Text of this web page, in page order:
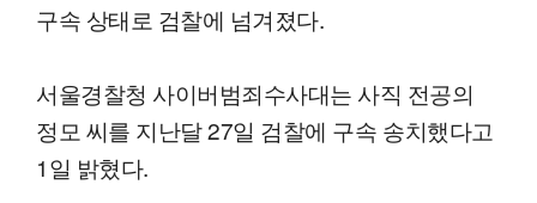
구속 상태로 검찰에 넘겨졌다.
서울경찰청 사이버범죄수사대는 사직 전공의
정모 씨를 지난달 27일 검찰에 구속 송치했다고
1일 밝혔다.